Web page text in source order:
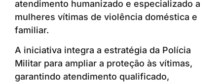
atendimento humanizado e especializado a
mulheres vítimas de violência doméstica e
familiar.
A iniciativa integra a estratégia da Polícia
Militar para ampliar a proteção às vítimas,
garantindo atendimento qualificado,